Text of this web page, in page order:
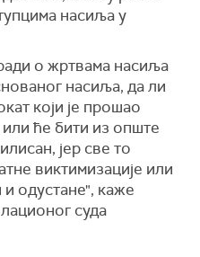
насиља у
о жртвама насиља
насиља, да ли
који је прошао
ће бити из опште
јер све то
виктимизације или
одустане", каже
суда